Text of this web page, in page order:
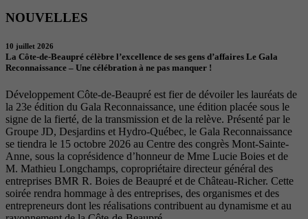
NOUVELLES
10 juillet 2026
La Côte-de-Beaupré célèbre l’excellence de ses gens d’affaires Le Gala
Reconnaissance – Une célébration à ne pas manquer !
Développement Côte-de-Beaupré est fier de dévoiler les lauréats de
la 23e édition du Gala Reconnaissance, une édition placée sous le
signe de la fierté, de la transmission et de la relève. Présenté par le
Groupe JD, Desjardins et Hydro-Québec, le Gala Reconnaissance
se tiendra le 15 octobre 2026 au Centre des congrès Mont-Sainte-
Anne, sous la coprésidence d’honneur de Mme Lucie Boies et de
M. Mathieu Longchamps, copropriétaire directeur général des
entreprises BMR R. Boies de Beaupré et de Château-Richer. Cette
soirée rendra hommage à des entreprises, des organismes et des
entrepreneurs dont les réalisations contribuent au dynamisme et au